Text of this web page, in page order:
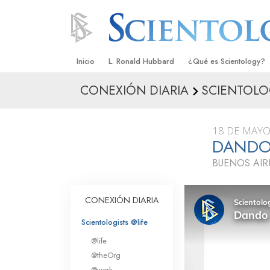
Inicio L. Ronald Hubbard ¿Qué es Scientology?
Creencias y Prácticas
Qué dicen los
Scientology
Dentro de una Iglesia
Los Principios
CONEXIÓN DIARIA
18 DE
BUENOS
CONEXIÓN DIARIA
Scientologists @life
@life
@theOrg